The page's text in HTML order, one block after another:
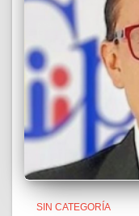
SIN CATEGORÍA